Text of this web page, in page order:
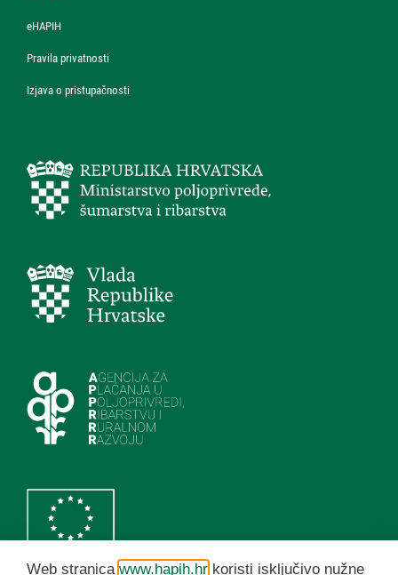
eHAPIH
Pravila privatnosti
Izjava o pristupačnosti
Web stranica www.hapih.hr koristi isključivo nužne